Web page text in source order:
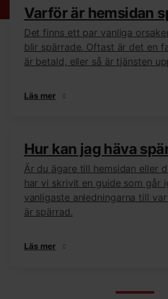
Varför är hemsidan
Det finns ett par vanliga
blir spärrade. Oftast är det en
är betald, eller så är tjänsten
Läs mer
Hur kan jag häva
Är du ägare till hemsidan eller
har vi skrivit en guide som går
vanligaste anledningarna till
är spärrad.
Läs mer